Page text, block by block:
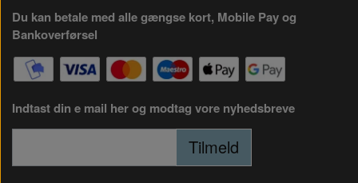
Du kan betale med alle gængse kort, Mobile Pay og
Bankoverførsel
Indtast din e mail her og modtag vore nyhedsbreve
Tilmeld